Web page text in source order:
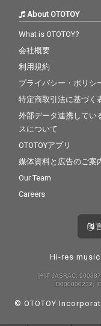
About OTOTOY
What is OTOTOY?
会社概要
利用規約
プライバシー・ポリシ
特定商取引法に基づく
外部データ連携してい
スについて
OTOTOYアプリ
媒体資料と広告のご案
Our Team
Careers
Hi-res
許諾 JASRAC:
ID000000232,
© OTOTOY